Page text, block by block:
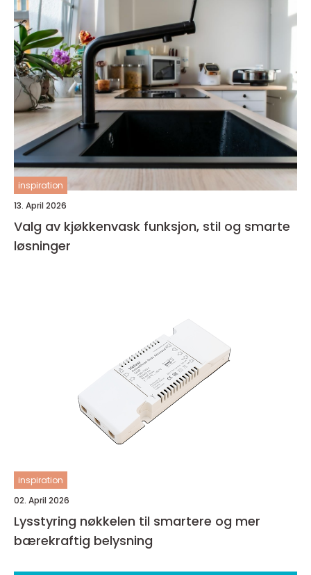
inspiration
13. April 2026
Valg av kjøkkenvask funksjon, stil og smarte
løsninger
inspiration
02. April 2026
Lysstyring nøkkelen til smartere og mer
bærekraftig belysning